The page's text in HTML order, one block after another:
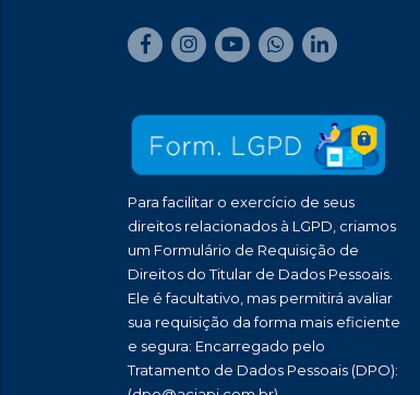
Para facilitar o exercício de seus
direitos relacionados à LGPD, criamos
um Formulário de Requisição de
Direitos do Titular de Dados Pessoais.
Ele é facultativo, mas permitirá avaliar
sua requisição da forma mais eficiente
e segura: Encarregado pelo
Tratamento de Dados Pessoais (DPO):